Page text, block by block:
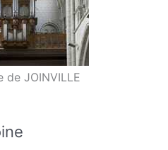
de JOINVILLE